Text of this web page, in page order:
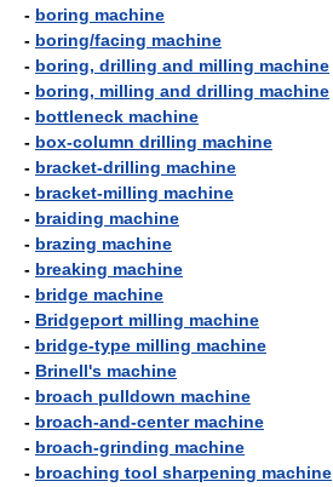
- boring machine
- boring/facing machine
- boring, drilling and milling machine
- boring, milling and drilling machine
- bottleneck machine
- box-column drilling machine
- bracket-drilling machine
- bracket-milling machine
- braiding machine
- brazing machine
- breaking machine
- bridge machine
- Bridgeport milling machine
- bridge-type milling machine
- Brinell's machine
- broach pulldown machine
- broach-and-center machine
- broach-grinding machine
- broaching tool sharpening machine